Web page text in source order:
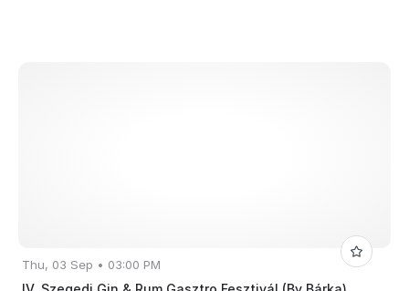
Thu, 03 Sep • 03:00 PM